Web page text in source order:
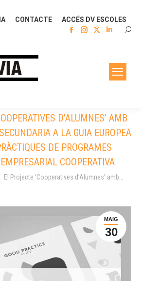
CONTACTE ACCÉS DV ESCOLES
Facebook
Instagram
window
new
window
Linkedin
in
new
window
D’ALUMNES’ AMB
A LA GUIA EUROPEA
DE PROGRAMES
COOPERATIVA
El Projecte ‘Cooperatives d’Alumnes’ amb…
MAIG
30